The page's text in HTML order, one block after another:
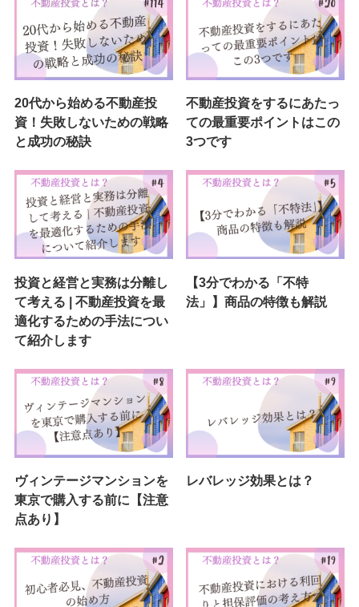
20代から始める不動産投
資！失敗しないための戦略
と成功の秘訣
不動産投資をするにあたっ
ての最重要ポイントはこの
3つです
投資と経営と実務は分離し
て考える | 不動産投資を最
適化するための手法につい
て紹介します
【3分でわかる「不特
法」】商品の特徴も解説
ヴィンテージマンションを
東京で購入する前に【注意
点あり】
レバレッジ効果とは？